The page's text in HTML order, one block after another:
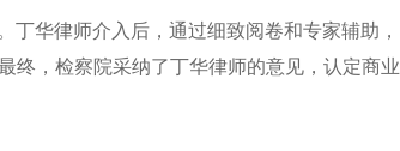
华律师介入后，通过细致阅卷和专家辅助，
终，检察院采纳了丁华律师的意见，认定商业